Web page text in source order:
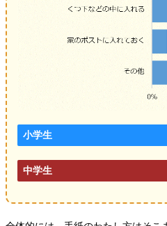
小学生
中学生